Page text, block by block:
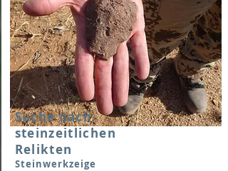
Suche nach
steinzeitlichen
Relikten
Steinwerkzeige